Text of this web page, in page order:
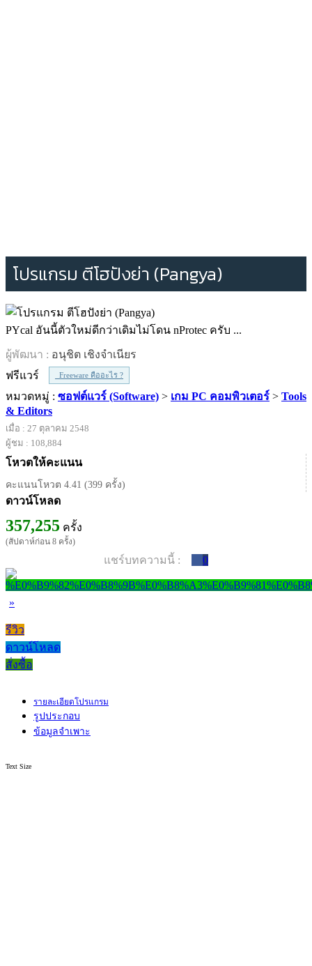
โปรแกรม ตีโฮปังย่า (Pangya)
PYcal อันนี้ตัวใหม่ดีกว่าเดิมไม่โดน nProtec ครับ ...
ผู้พัฒนา : อนุชิต เชิงจำเนียร
ฟรีแวร์
Freeware คืออะไร ?
หมวดหมู่ : ซอฟต์แวร์ (Software) > เกม PC คอมพิวเตอร์ > Tools
& Editors
เมื่อ : 27 ตุลาคม 2548
ผู้ชม : 108,884
โหวตให้คะแนน
คะแนนโหวต 4.41 (399 ครั้ง)
ดาวน์โหลด
357,255 ครั้ง
(สัปดาห์ก่อน 8 ครั้ง)
แชร์บทความนี้ : 0
»
รีวิว
ดาวน์โหลด
สั่งซื้อ
รายละเอียดโปรแกรม
รูปประกอบ
ข้อมูลจำเพาะ
Text Size